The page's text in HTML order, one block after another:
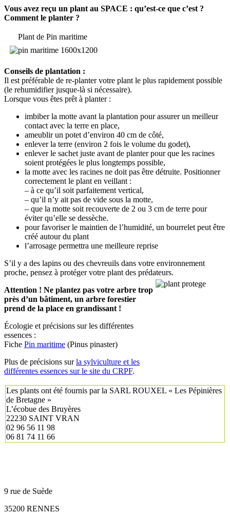
Vous avez reçu un plant au SPACE : qu’est-ce que c’est ?
Comment le planter ?
Plant de Pin maritime
Conseils de plantation :
Il est préférable de re-planter votre plant le plus rapidement possible
(le rehumidifier jusque-là si nécessaire).
Lorsque vous êtes prêt à planter :
imbiber la motte avant la plantation pour assurer un meilleur
contact avec la terre en place,
ameublir un potet d’environ 40 cm de côté,
enlever la terre (environ 2 fois le volume du godet),
enlever le sachet juste avant de planter pour que les racines
soient protégées le plus longtemps possible,
la motte avec les racines ne doit pas être détruite. Positionner
correctement le plant en veillant :
– à ce qu’il soit parfaitement vertical,
– qu’il n’y ait pas de vide sous la motte,
– que la motte soit recouverte de 2 ou 3 cm de terre pour
éviter qu’elle se dessèche.
pour favoriser le maintien de l’humidité, un bourrelet peut être
créé autour du plant
l’arrosage permettra une meilleure reprise
S’il y a des lapins ou des chevreuils dans votre environnement
proche, pensez à protéger votre plant des prédateurs.
Attention ! Ne plantez pas votre arbre trop
près d’un bâtiment, un arbre forestier
prend de la place en grandissant !
Écologie et précisions sur les différentes
essences :
Fiche Pin maritime (Pinus pinaster)
Plus de précisions surla sylviculture et les
différentes essences sur le site du CRPF.
Les plants ont été fournis par la SARL ROUXEL « Les Pépinières
de Bretagne »
L’écobue des Bruyères
22230 SAINT VRAN
02 96 56 11 98
06 81 74 11 66
9 rue de Suède
35200 RENNES